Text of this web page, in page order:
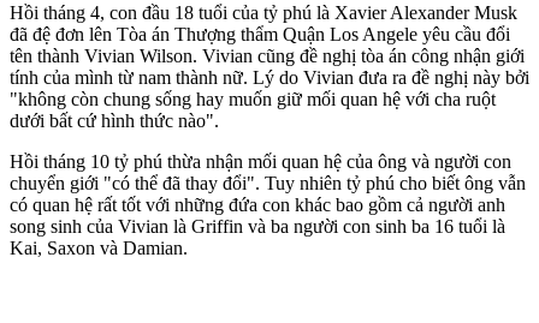
Hồi tháng 4, con đầu 1‌8 tuổ‌i của tỷ phú là Xavier Alexander Musk
đã đệ đơn lên Tòa án Thượng thẩm Quận Los Angele yêu cầu đổi
tên thành Vivian Wilson. Vivian cũng đề nghị tòa án công nhận giới
tính của mình từ nam thành nữ. Lý do Vivian đưa ra đề nghị này bởi
"không còn chung sống hay muốn giữ mối quan hệ với cha ruột
dưới bất cứ hình thức nào".
Hồi tháng 10 tỷ phú thừa nhận mối quan hệ của ông và người con
chuyển giới "có thể đã thay đổi". Tuy nhiên tỷ phú cho biết ông vẫn
có quan hệ rất tốt với những đứa con khác bao gồm cả người anh
song sinh của Vivian là Griffin và ba người con sinh ba 16 tuổi là
Kai, Saxon và Damian.